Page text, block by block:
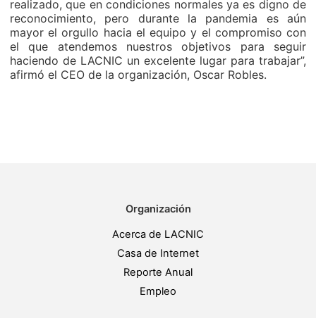
realizado, que en condiciones normales ya es digno de
reconocimiento, pero durante la pandemia es aún
mayor el orgullo hacia el equipo y el compromiso con
el que atendemos nuestros objetivos para seguir
haciendo de LACNIC un excelente lugar para trabajar”,
afirmó el CEO de la organización, Oscar Robles.
Organización
Acerca de LACNIC
Casa de Internet
Reporte Anual
Empleo